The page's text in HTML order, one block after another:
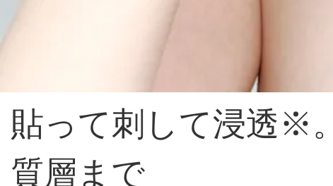
貼って刺して浸透※
質層まで